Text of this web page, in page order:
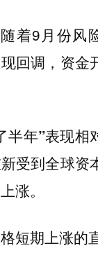
着9月份风
回调，资金
半年”表现相
受到全球资
涨。
短期上涨的